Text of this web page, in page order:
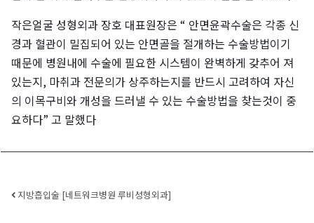
작은얼굴 성형외과 장호 대표원장은 “ 안면윤곽수술은 각종 신
경과 혈관이 밀집되어 있는 안면골을 절개하는 수술방법이기
때문에 병원내에 수술에 필요한 시스템이 완벽하게 갖추어 져
있는지, 마취과 전문의가 상주하는지를 반드시 고려하여 자신
의 이목구비와 개성을 드러낼 수 있는 수술방법을 찾는것이 중
요하다” 고 말했다
Post navigation
지방흡입술 [네트워크병원 루비성형외과]